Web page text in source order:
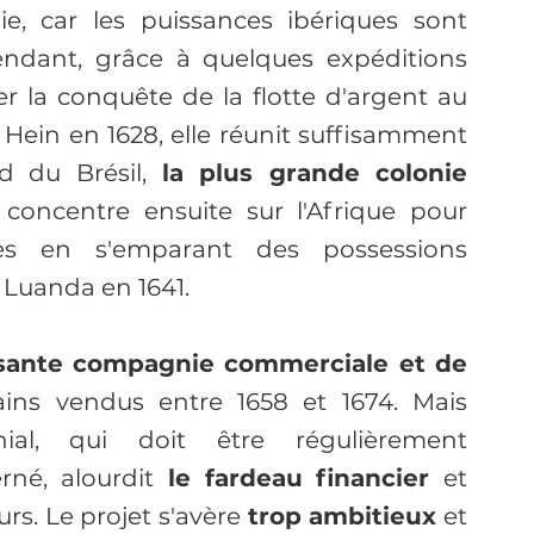
car les puissances ibériques sont
grâce à quelques expéditions
la conquête de la flotte d'argent au
en 1628, elle réunit suffisamment
du Brésil, la plus grande colonie
ensuite sur l'Afrique pour
en s'emparant des possessions
en 1641.
compagnie commerciale et de
vendus entre 1658 et 1674. Mais
qui doit être régulièrement
alourdit le fardeau financier
Le projet s'avère trop ambitieux